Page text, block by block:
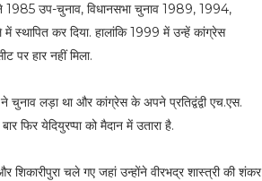
1985 उप-चुनाव, विधानसभा चुनाव 1989, 1994,
कर दिया. हालांकि 1999 में उन्हें कांग्रेस
पर हार नहीं मिला.
चुनाव लड़ा था और कांग्रेस के अपने प्रतिद्वंद्वी एच.एस.
फिर येदियुरप्पा को मैदान में उतारा है.
चले गए जहां उन्होंने वीरभद्र शास्त्री की शंकर